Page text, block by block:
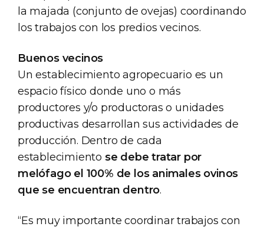
la majada (conjunto de ovejas) coordinando
los trabajos con los predios vecinos.
Buenos vecinos
Un establecimiento agropecuario es un
espacio físico donde uno o más
productores y/o productoras o unidades
productivas desarrollan sus actividades de
producción. Dentro de cada
establecimiento se debe tratar por
melófago el 100% de los animales ovinos
que se encuentran dentro.
“Es muy importante coordinar trabajos con